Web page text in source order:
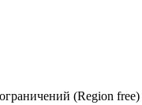
(Region free)